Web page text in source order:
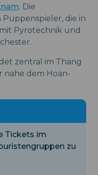
. Die
die in
Pyrotechnik und
zentral im Thang
nahe dem Hoan-
Tickets im
zu